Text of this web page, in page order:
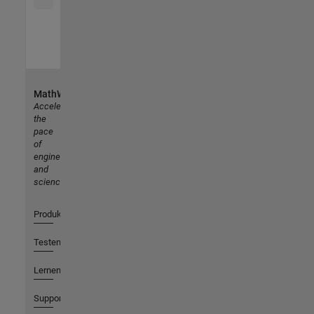
MathWorks
Accelerating
the
pace
of
engineering
and
science
Produkte
Testen oder Kaufen
Lernen
Support